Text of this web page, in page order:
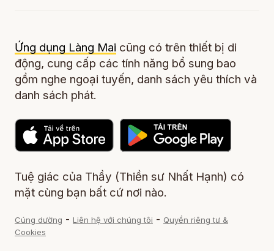
Ứng dụng Làng Mai cũng có trên thiết bị di
động, cung cấp các tính năng bổ sung bao
gồm nghe ngoại tuyến, danh sách yêu thích và
danh sách phát.
Tuệ giác của Thầy (Thiền sư Nhất Hạnh) có
mặt cùng bạn bất cứ nơi nào.
Cúng dường - Liên hệ với chúng tôi - Quyền riêng tư &
Cookies